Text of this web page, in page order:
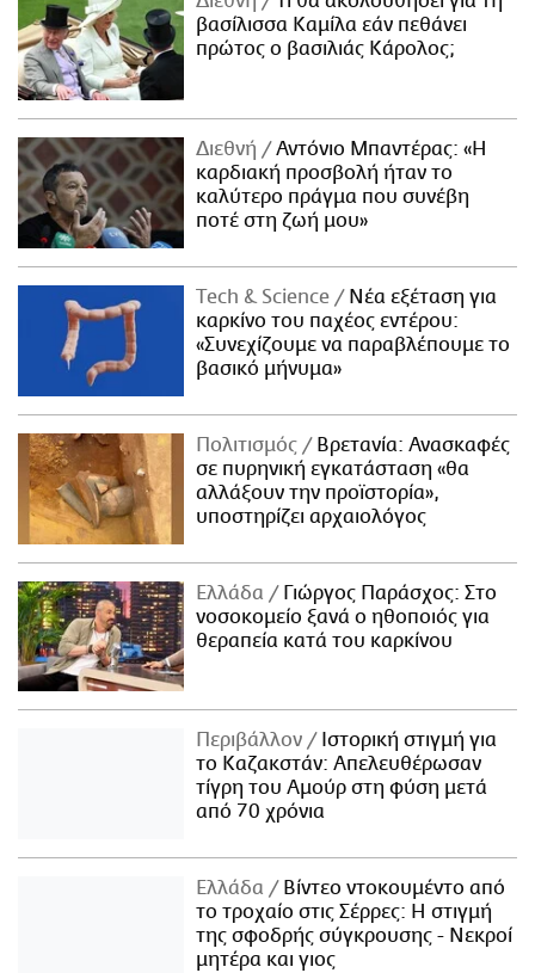
βασίλισσα Καμίλα εάν πεθάνει
πρώτος ο βασιλιάς Κάρολος;
Διεθνή
Αντόνιο Μπαντέρας: «Η
καρδιακή προσβολή ήταν το
καλύτερο πράγμα που συνέβη
ποτέ στη ζωή μου»
Τech & Science
Νέα εξέταση για
καρκίνο του παχέος εντέρου:
«Συνεχίζουμε να παραβλέπουμε το
βασικό μήνυμα»
Πολιτισμός
Βρετανία: Ανασκαφές
σε πυρηνική εγκατάσταση «θα
αλλάξουν την προϊστορία»,
υποστηρίζει αρχαιολόγος
Ελλάδα
Γιώργος Παράσχος: Στο
νοσοκομείο ξανά ο ηθοποιός για
θεραπεία κατά του καρκίνου
Περιβάλλον
Ιστορική στιγμή για
το Καζακστάν: Απελευθέρωσαν
τίγρη του Αμούρ στη φύση μετά
από 70 χρόνια
Ελλάδα
Βίντεο ντοκουμέντο από
το τροχαίο στις Σέρρες: Η στιγμή
της σφοδρής σύγκρουσης - Νεκροί
μητέρα και γιος